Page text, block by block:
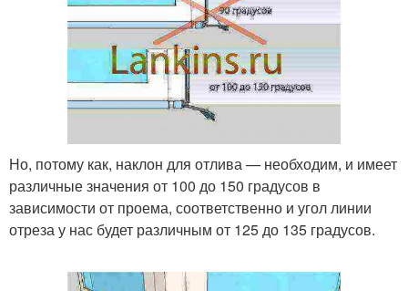
Но, потому как, наклон для отлива — необходим, и имеет
различные значения от 100 до 150 градусов в
зависимости от проема, соответственно и угол линии
отреза у нас будет различным от 125 до 135 градусов.